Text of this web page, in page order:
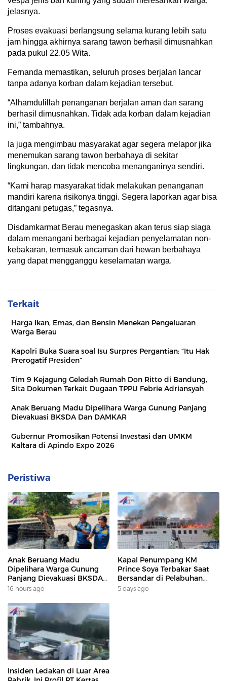
jelasnya.
Proses evakuasi berlangsung selama kurang lebih satu
jam hingga akhirnya sarang tawon berhasil dimusnahkan
pada pukul 22.05 Wita.
Fernanda memastikan, seluruh proses berjalan lancar
tanpa adanya korban dalam kejadian tersebut.
“Alhamdulillah penanganan berjalan aman dan sarang
berhasil dimusnahkan. Tidak ada korban dalam kejadian
ini,” tambahnya.
Ia juga mengimbau masyarakat agar segera melapor jika
menemukan sarang tawon berbahaya di sekitar
lingkungan, dan tidak mencoba menanganinya sendiri.
“Kami harap masyarakat tidak melakukan penanganan
mandiri karena risikonya tinggi. Segera laporkan agar bisa
ditangani petugas,” tegasnya.
Disdamkarmat Berau menegaskan akan terus siap siaga
dalam menangani berbagai kejadian penyelamatan non-
kebakaran, termasuk ancaman dari hewan berbahaya
yang dapat mengganggu keselamatan warga.
Terkait
Harga Ikan, Emas, dan Bensin Menekan Pengeluaran
Warga Berau
Kapolri Buka Suara soal Isu Surpres Pergantian: “Itu Hak
Prerogatif Presiden”
Tim 9 Kejagung Geledah Rumah Don Ritto di Bandung,
Sita Dokumen Terkait Dugaan TPPU Febrie Adriansyah
Anak Beruang Madu Dipelihara Warga Gunung Panjang
Dievakuasi BKSDA Dan DAMKAR
Gubernur Promosikan Potensi Investasi dan UMKM
Kaltara di Apindo Expo 2026
Peristiwa
Anak Beruang Madu
Dipelihara Warga Gunung
Panjang Dievakuasi BKSDA
Dan DAMKAR
16 hours ago
Kapal Penumpang KM
Prince Soya Terbakar Saat
Bersandar di Pelabuhan
Samarinda, Keberangkatan
5 days ago
Insiden Ledakan di Luar Area